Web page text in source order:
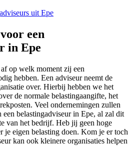
uit Epe
een
in Epe
op welk moment zij een
hebben. Een adviseur neemt de
over. Hierbij hebben we het
de normale belastingaangifte, het
Veel ondernemingen zullen
belastingadviseur in Epe, al zal dit
van het bedrijf. Heb jij geen hoge
je eigen belasting doen. Kom je er toch
kan ook kleinere organisaties helpen